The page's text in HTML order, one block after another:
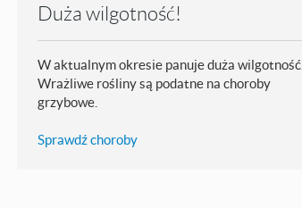
Duża wilgotność!
W aktualnym okresie panuje duża wilgotność.
Wrażliwe rośliny są podatne na choroby
grzybowe.
Sprawdź choroby